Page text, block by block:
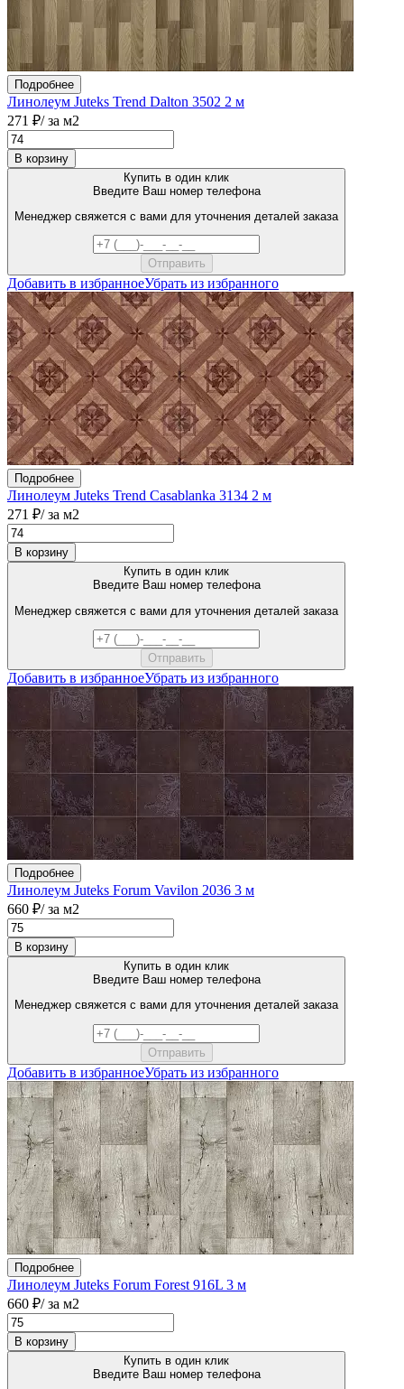
Подробнее
Линолеум Juteks Trend Dalton 3502 2 м
271 ₽/ за м2
В корзину
Купить в один клик
Введите Ваш номер телефона
Менеджер свяжется с вами для уточнения деталей заказа
Добавить в избранноеУбрать из избранного
Подробнее
Линолеум Juteks Trend Casablanka 3134 2 м
271 ₽/ за м2
В корзину
Купить в один клик
Введите Ваш номер телефона
Менеджер свяжется с вами для уточнения деталей заказа
Добавить в избранноеУбрать из избранного
Подробнее
Линолеум Juteks Forum Vavilon 2036 3 м
660 ₽/ за м2
В корзину
Купить в один клик
Введите Ваш номер телефона
Менеджер свяжется с вами для уточнения деталей заказа
Добавить в избранноеУбрать из избранного
Подробнее
Линолеум Juteks Forum Forest 916L 3 м
660 ₽/ за м2
В корзину
Купить в один клик
Введите Ваш номер телефона